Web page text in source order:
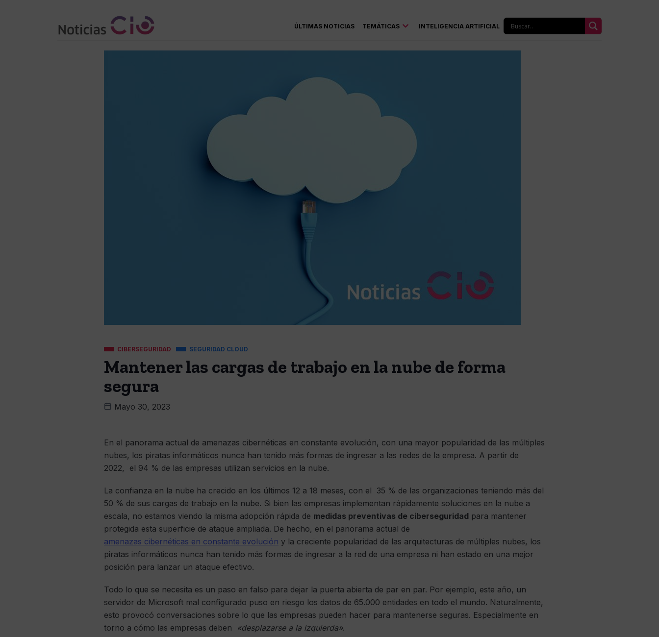
ÚLTIMAS NOTICIAS TEMÁTICAS INTELIGENCIA ARTIFICIAL
CIBERSEGURIDAD SEGURIDAD CLOUD
Mantener las cargas de trabajo en la nube de forma
segura
Mayo 30, 2023
En el panorama actual de amenazas cibernéticas en constante evolución, con una mayor popularidad de las múltiples
nubes, los piratas informáticos nunca han tenido más formas de ingresar a las redes de la empresa. A partir de
2022, el 94 % de las empresas utilizan servicios en la nube.
La confianza en la nube ha crecido en los últimos 12 a 18 meses, con el 35 % de las organizaciones teniendo más del
50 % de sus cargas de trabajo en la nube. Si bien las empresas implementan rápidamente soluciones en la nube a
escala, no estamos viendo la misma adopción rápida de medidas preventivas de ciberseguridad para mantener
protegida esta superficie de ataque ampliada. De hecho, en el panorama actual de
amenazas cibernéticas en constante evolución y la creciente popularidad de las arquitecturas de múltiples nubes, los
piratas informáticos nunca han tenido más formas de ingresar a la red de una empresa ni han estado en una mejor
posición para lanzar un ataque efectivo.
Todo lo que se necesita es un paso en falso para dejar la puerta abierta de par en par. Por ejemplo, este año, un
servidor de Microsoft mal configurado puso en riesgo los datos de 65.000 entidades en todo el mundo. Naturalmente,
esto provocó conversaciones sobre lo que las empresas pueden hacer para mantenerse seguras. Especialmente en
torno a cómo las empresas deben «desplazarse a la izquierda».